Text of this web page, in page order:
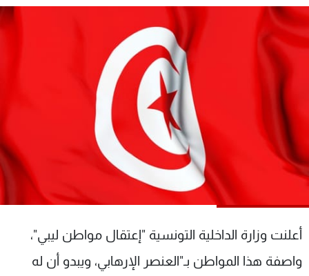
أعلنت وزارة الداخلية التونسية "إعتقال مواطن ليبي"،
واصفة هذا المواطن بـ"العنصر الإرهابي، ويبدو أن له
سياسة ناس
إقتصاد فن
رياضة
كأس العالم
البرامج
شاهد البرامج
الترددات
عن MTV
وظائف